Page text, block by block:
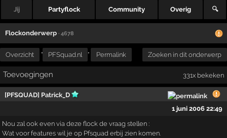
Jij Partyflock Community Overig 🔍
Flockonderwerp · 4678
Overzicht " PFSquad.nl " Permalink Zoeken in dit onderwerp
Toevoegingen 331x bekeken
[PFSQUAD] Patrick_D
1 juni 2006 22:49
Nou zal ook even via deze flock de vraag stellen :
Wat voor features wil je op Pfsquad erbij zien komen.